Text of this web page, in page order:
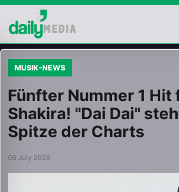
MUSIK-NEWS
Fünfter Nummer 1 Hit
Shakira! "Dai Dai"
Spitze der Charts
06 July 2026